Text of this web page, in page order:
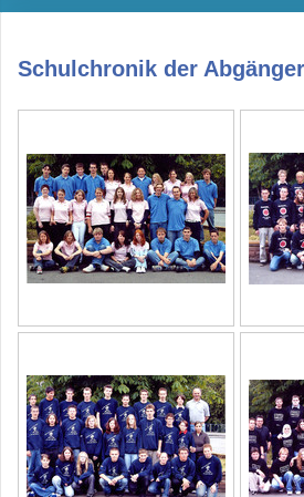
Schulchronik der